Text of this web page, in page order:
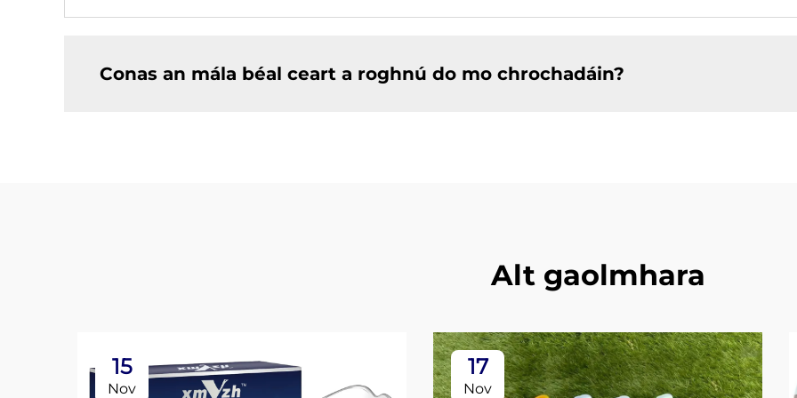
Conas an mála béal ceart a roghnú do mo chrochadáin?
Alt gaolmhara
15
Nov
17
Nov